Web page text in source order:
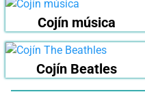
Cojín música
Cojín Beatles